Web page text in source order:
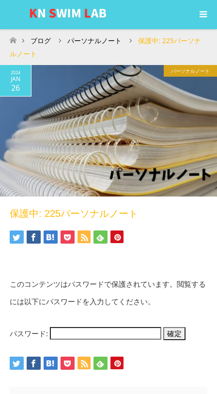
ホーム
ブログ パーソナルノート
保護中: 225パーソナ
ルノート
2024
JAN
26
パーソナルノート
保護中: 225パーソナルノート
このコンテンツはパスワードで保護されています。閲覧する
には以下にパスワードを入力してください。
パスワード: